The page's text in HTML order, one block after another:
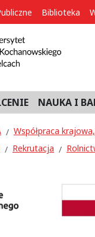
Biblioteka
NAUKA I
Współpraca
Rekrutacja